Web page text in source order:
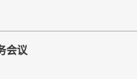
会议